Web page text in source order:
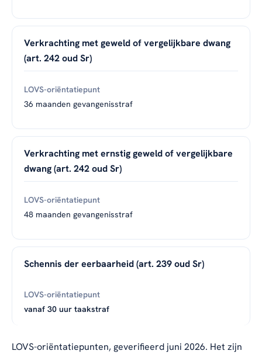
Verkrachting met geweld of vergelijkbare dwang
(art. 242 oud Sr)
36 maanden gevangenisstraf
Verkrachting met ernstig geweld of vergelijkbare
dwang (art. 242 oud Sr)
48 maanden gevangenisstraf
Schennis der eerbaarheid (art. 239 oud Sr)
vanaf 30 uur taakstraf
LOVS-oriëntatiepunten, geverifieerd juni 2026. Het zijn